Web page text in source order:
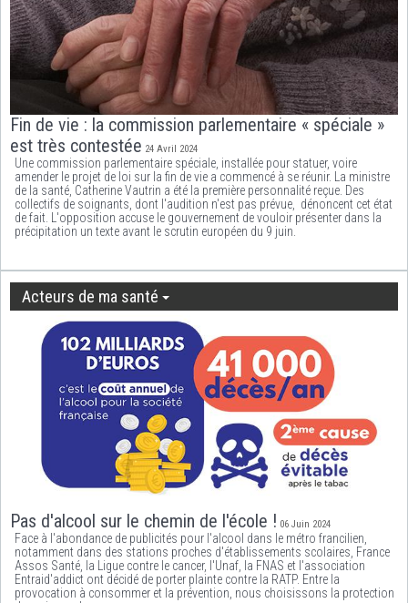
Fin de vie : la commission parlementaire « spéciale »
est très contestée 24 Avril 2024
Une commission parlementaire spéciale, installée pour statuer, voire
amender le projet de loi sur la fin de vie a commencé à se réunir. La ministre
de la santé, Catherine Vautrin a été la première personnalité reçue. Des
collectifs de soignants, dont l'audition n'est pas prévue, dénoncent cet état
de fait. L'opposition accuse le gouvernement de vouloir présenter dans la
précipitation un texte avant le scrutin européen du 9 juin.
Acteurs de ma santé
Pas d'alcool sur le chemin de l'école ! 06 Juin 2024
Face à l'abondance de publicités pour l'alcool dans le métro francilien,
notamment dans des stations proches d'établissements scolaires, France
Assos Santé, la Ligue contre le cancer, l'Unaf, la FNAS et l'association
Entraid'addict ont décidé de porter plainte contre la RATP. Entre la
provocation à consommer et la prévention, nous choisissons la protection